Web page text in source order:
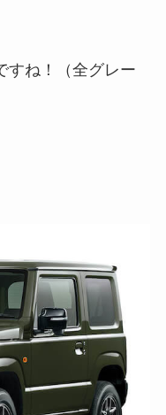
すね！（全グレー